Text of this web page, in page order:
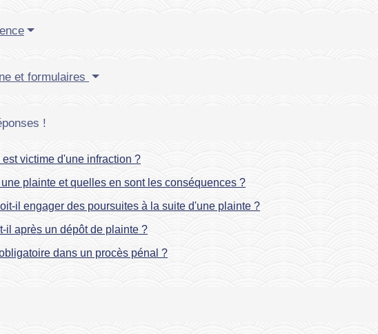
et formulaires
!
victime d'une infraction ?
plainte et quelles en sont les conséquences ?
il engager des poursuites à la suite d'une plainte ?
il après un dépôt de plainte ?
dans un procès pénal ?